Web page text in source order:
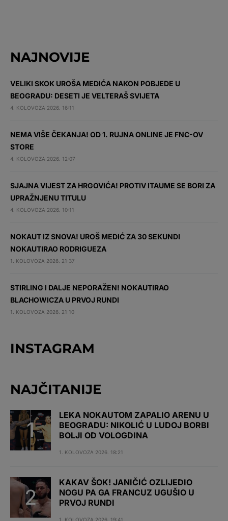
NAJNOVIJE
VELIKI SKOK UROŠA MEDIĆA NAKON POBJEDE U
BEOGRADU: DESETI JE VELTERAŠ SVIJETA
4. KOLOVOZA 2026. 16:11
NEMA VIŠE ČEKANJA! OD 1. RUJNA ONLINE JE FNC-OV
STORE
4. KOLOVOZA 2026. 12:07
SJAJNA VIJEST ZA HRGOVIĆA! PROTIV ITAUME SE BORI ZA
UPRAŽNJENU TITULU
4. KOLOVOZA 2026. 10:11
NOKAUT IZ SNOVA! UROŠ MEDIĆ ZA 30 SEKUNDI
NOKAUTIRAO RODRIGUEZA
1. KOLOVOZA 2026. 21:37
STIRLING I DALJE NEPORAŽEN! NOKAUTIRAO
BLACHOWICZA U PRVOJ RUNDI
1. KOLOVOZA 2026. 21:10
INSTAGRAM
NAJČITANIJE
LEKA NOKAUTOM ZAPALIO ARENU U
BEOGRADU: NIKOLIĆ U LUDOJ BORBI
BOLJI OD VOLOGDINA
1. KOLOVOZA 2026. 18:21
KAKAV ŠOK! JANIČIĆ OZLIJEDIO
NOGU PA GA FRANCUZ UGUŠIO U
PRVOJ RUNDI
1. KOLOVOZA 2026. 19:41